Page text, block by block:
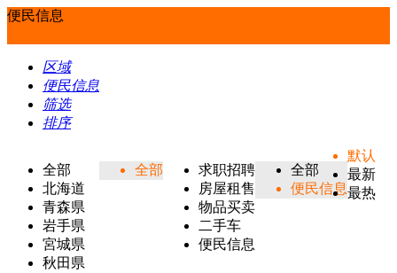
便民信息
区域
便民信息
筛选
排序
全部
北海道
青森県
岩手県
宮城県
秋田県
全部
求职招聘
房屋租售
物品买卖
二手车
便民信息
全部
便民信息
默认
最新
最热